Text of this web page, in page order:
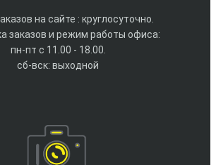
на сайте : круглосуточно.
заказов и режим работы офиса:
пн-пт с 11.00 - 18.00.
сб-вск: выходной